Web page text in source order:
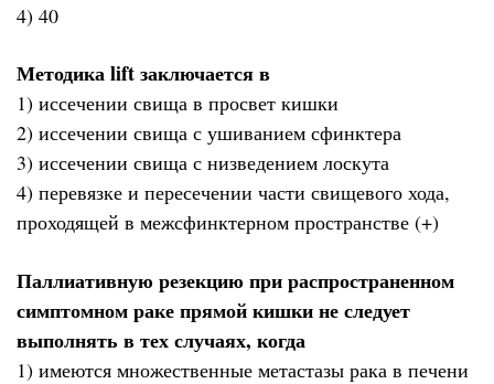
4) 40
Методика lift заключается в
1) иссечении свища в просвет кишки
2) иссечении свища с ушиванием сфинктера
3) иссечении свища с низведением лоскута
4) перевязке и пересечении части свищевого хода,
проходящей в межсфинктерном пространстве (+)
Паллиативную резекцию при распространенном
симптомном раке прямой кишки не следует
выполнять в тех случаях, когда
1) имеются множественные метастазы рака в печени